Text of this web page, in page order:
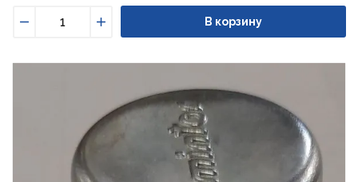
Увеличить
В корзину